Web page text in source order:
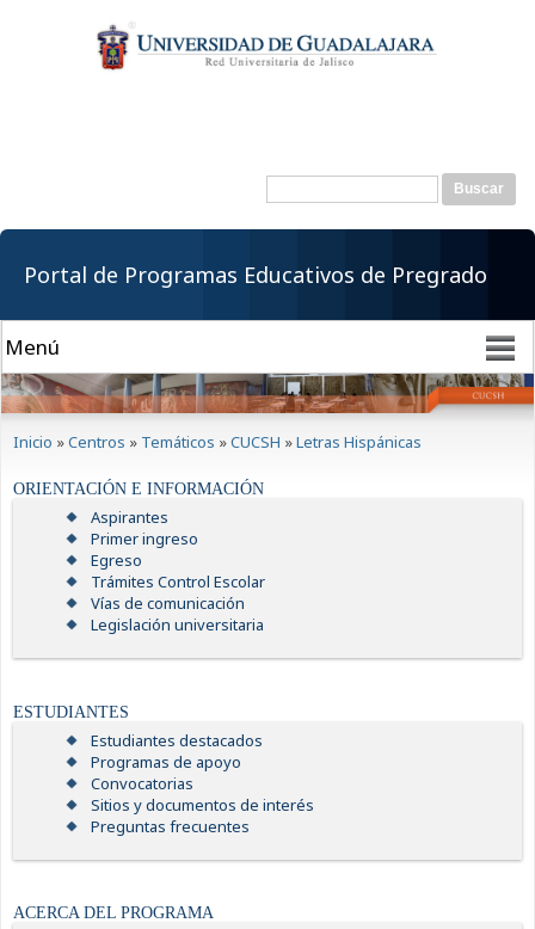
contenido
principal
Formulario de
Buscar
Portal de Programas Educativos de Pregrado
Inicio »Centros » Temáticos »CUCSH »Letras Hispánicas
ORIENTACIÓN E INFORMACIÓN
Aspirantes
Primer ingreso
Egreso
Trámites Control Escolar
Vías de comunicación
Legislación universitaria
ESTUDIANTES
Estudiantes destacados
Programas de apoyo
Convocatorias
Sitios y documentos de interés
Preguntas frecuentes
ACERCA DEL PROGRAMA